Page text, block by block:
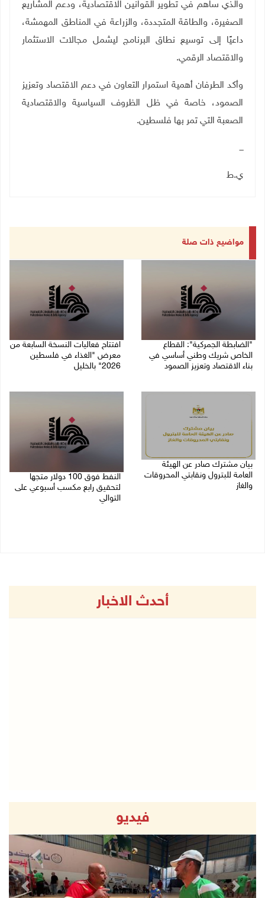
والذي ساهم في تطوير القوانين الاقتصادية، ودعم المشاريع
الصغيرة، والطاقة المتجددة، والزراعة في المناطق المهمشة،
داعيًا إلى توسيع نطاق البرنامج ليشمل مجالات الاستثمار
والاقتصاد الرقمي.
وأكد الطرفان أهمية استمرار التعاون في دعم الاقتصاد وتعزيز
الصمود، خاصة في ظل الظروف السياسية والاقتصادية
الصعبة التي تمر بها فلسطين.
ـــ
ي.ط
مواضيع ذات صلة
"الضابطة الجمركية": القطاع
الخاص شريك وطني أساسي في
بناء الاقتصاد وتعزيز الصمود
افتتاح فعاليات النسخة السابعة من
معرض "الغذاء في فلسطين
2026" بالخليل
بيان مشترك صادر عن الهيئة
العامة للبترول ونقابتي المحروقات
والغاز
النفط فوق 100 دولار متجها
لتحقيق رابع مكسب أسبوعي على
التوالي
أحدث الاخبار
فيديو
Next